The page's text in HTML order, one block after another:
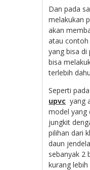
Dan pada
melakukan
akan
atau contoh
yang bisa di
bisa
terlebih
Seperti
upvc yang
model yang
jungkit
pilihan dari
daun
sebanyak 2
kurang